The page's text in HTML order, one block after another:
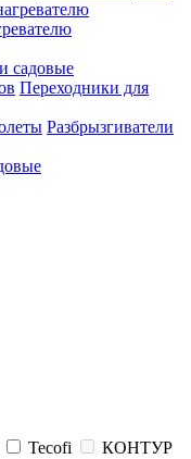
садовые
Переходники для
Разбрызгиватели
Tecofi
КОНТУР